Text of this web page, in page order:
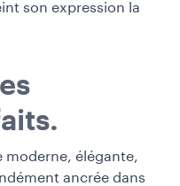
son expression la
moderne, élégante,
ancrée dans